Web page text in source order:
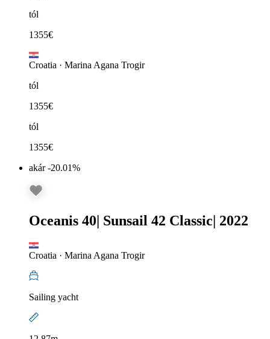
tól
1355€
Croatia · Marina Agana Trogir
tól
1355€
tól
1355€
akár -20.01%
Oceanis 40| Sunsail 42 Classic| 2022
Croatia · Marina Agana Trogir
Sailing yacht